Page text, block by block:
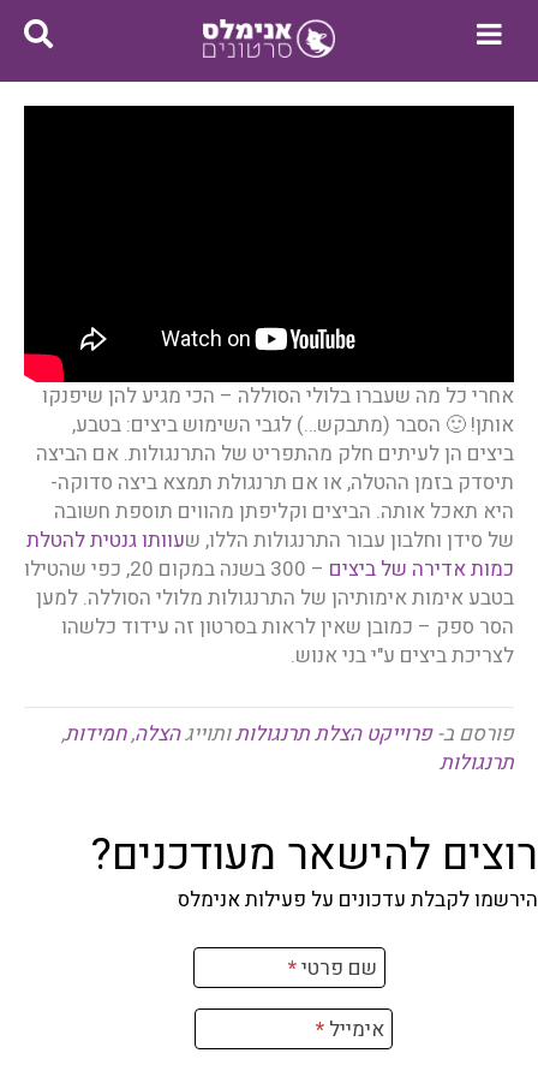
אחרי כל מה שעברו בלולי הסוללה – הכי מגיע להן שיפנקו
אותן! 🙂 הסבר (מתבקש…) לגבי השימוש ביצים: בטבע,
ביצים הן לעיתים חלק מהתפריט של התרנגולות. אם הביצה
תיסדק בזמן ההטלה, או אם תרנגולת תמצא ביצה סדוקה-
היא תאכל אותה. הביצים וקליפתן מהווים תוספת חשובה
של סידן וחלבון עבור התרנגולות הללו, שעוותו גנטית להטלת
כמות אדירה של ביצים
– 300 בשנה במקום 20, כפי שהטילו
בטבע אימות אימותיהן של התרנגולות מלולי הסוללה. למען
הסר ספק – כמובן שאין לראות בסרטון זה עידוד כלשהו
לצריכת ביצים ע"י בני אנוש.
פורסם ב-פרוייקט הצלת תרנגולותותוייגהצלה,חמידות,
תרנגולות
רוצים להישאר מעודכנים?
הירשמו לקבלת עדכונים על פעילות אנימלס
שם פרטי*
אימייל *